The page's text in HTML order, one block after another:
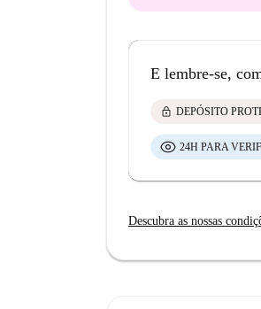
E lembre-se,
lock DEPÓSITO
24H PARA
Descubra as nossas